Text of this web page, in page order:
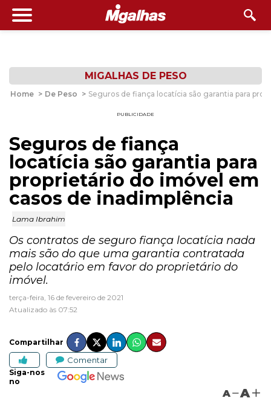
MIGALHAS DE PESO
Home > De Peso > Seguros de fiança locatícia são garantia para
PUBLICIDADE
Seguros de fiança
locatícia são garantia para
proprietário do imóvel em
casos de inadimplência
Lama Ibrahim
Os contratos de seguro fiança locatícia nada
mais são do que uma garantia contratada
pelo locatário em favor do proprietário do
imóvel.
terça-feira, 16 de fevereiro de 2021
Atualizado às 07:52
Compartilhar
Comentar
Siga-nos
no
A A